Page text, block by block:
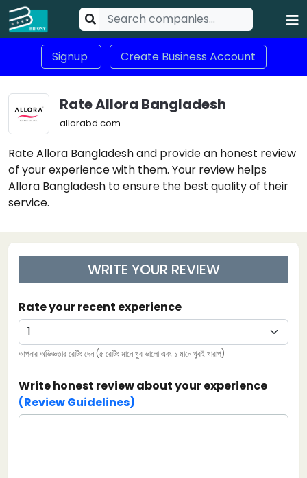
Signup Create Business Account
Rate Allora Bangladesh
allorabd.com
Rate Allora Bangladesh and provide an honest review
of your experience with them. Your review helps
Allora Bangladesh to ensure the best quality of their
service.
WRITE YOUR REVIEW
Rate your recent experience
আপনার অভিজ্ঞতার রেটিং দেন (৫ রেটিং মানে খুব ভালো এবং ১ মানে খুবই খারাপ)
Write honest review about your experience
(Review Guidelines)